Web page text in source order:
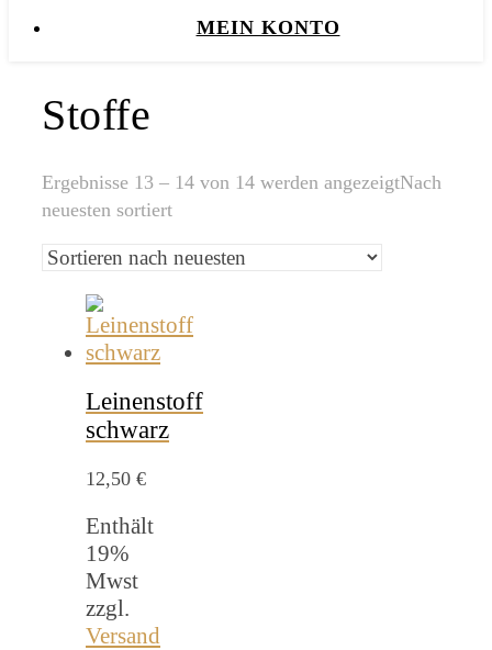
MEIN KONTO
Stoffe
Ergebnisse 13 – 14 von 14 werden angezeigtNach
neuesten sortiert
Leinenstoff
schwarz
12,50 €
Enthält
19%
Mwst
zzgl.
Versand